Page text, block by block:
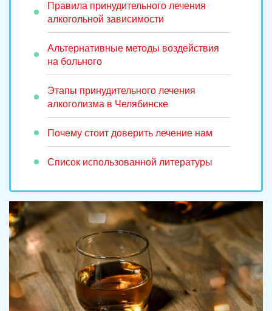
Правила принудительного лечения
алкогольной зависимости
Альтернативные методы воздействия
на больного
Этапы принудительного лечения
алкоголизма в Челябинске
Почему стоит доверить лечение нам
Список использованной литературы